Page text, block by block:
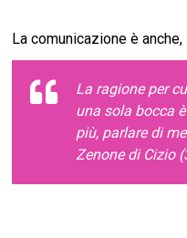
La comunicazione è
La ragione per
una sola bocca
più, parlare di
Zenone di Cizio